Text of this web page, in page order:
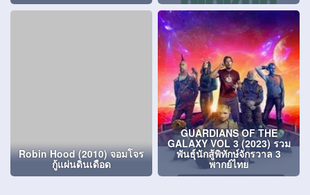
Robin Hood (2010) จอมโจร
กู้แผ่นดินเดือด
GUARDIANS OF THE
GALAXY VOL 3 (2023) รวม
พันธุ์นักสู้พิทักษ์จักรวาล 3
พากย์ไทย